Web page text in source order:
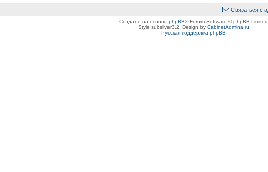
Связаться с
Создано на основе phpBB® Forum Software © phpBB Limited
Style subsilver3.2. Design by CabinetAdmina.ru
Русская поддержка phpBB